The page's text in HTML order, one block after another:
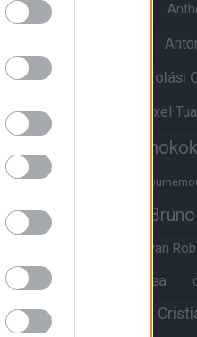
Angol válogatott
Aston Villa Átigazolási
Átigazolások Axel
Benjamin Sesko
Brandon Williams
Bryan
Casemiro Chelsea
Christian Eriksen